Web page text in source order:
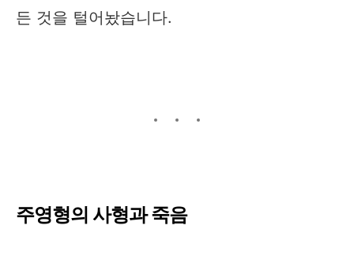
든 것을 털어놨습니다.
주영형의 사형과 죽음